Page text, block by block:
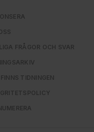
FRÅGOR OCH SVAR
TIDNINGEN